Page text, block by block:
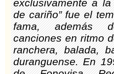
exclusivamente a la
de cariño” fue el
fama, además
canciones en ritmo
ranchera, balada,
duranguense. En